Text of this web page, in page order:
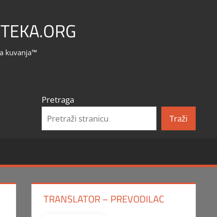
kuvanja™
Pretraga
Traži
TRANSLATOR – PREVODILAC